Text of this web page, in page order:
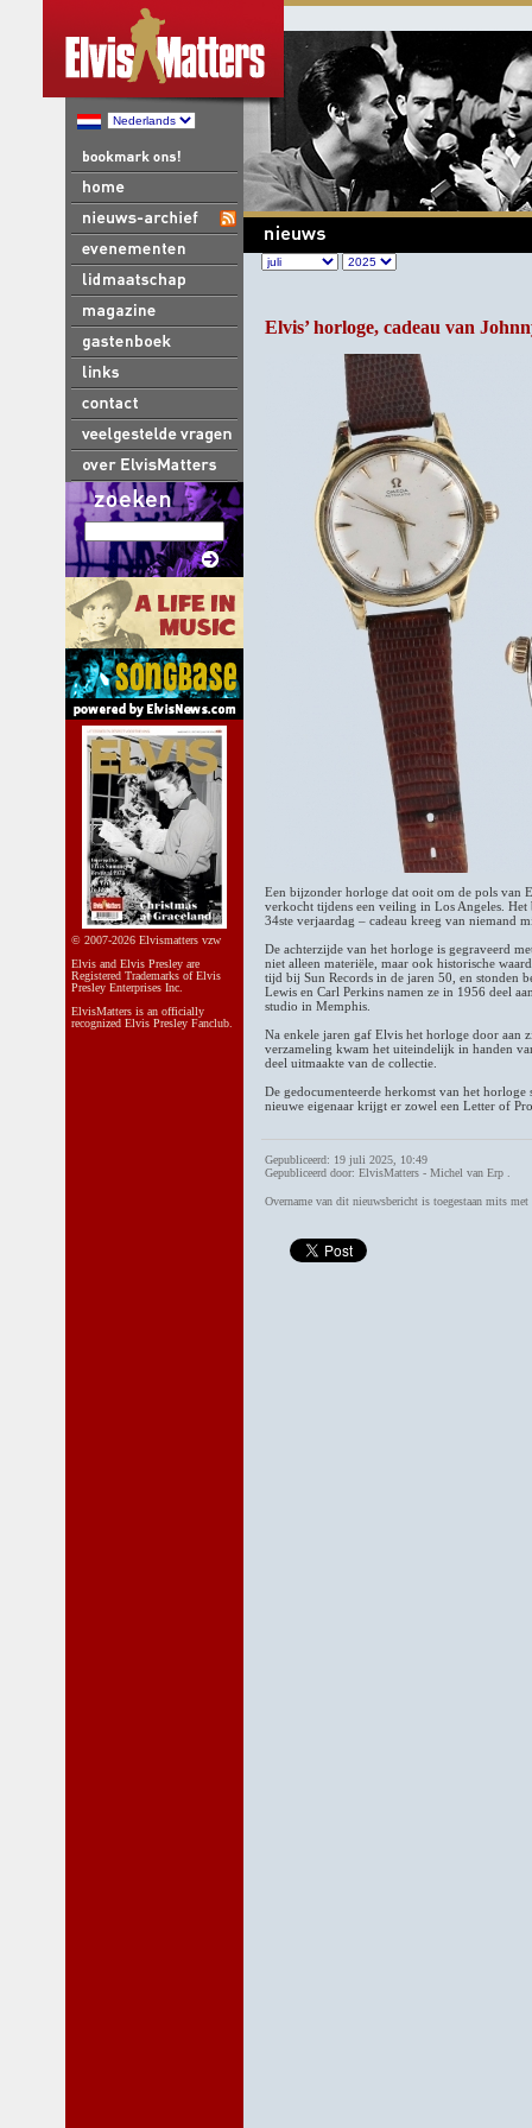
© 2007-2026 Elvismatters vzw
Elvis and Elvis Presley are
Registered Trademarks of Elvis
Presley Enterprises Inc.
ElvisMatters is an officially
recognized Elvis Presley Fanclub.
Elvis’ horloge, cadeau van
Een bijzonder horloge dat ooit om de pols van
verkocht tijdens een veiling in Los Angeles.
34ste verjaardag – cadeau kreeg van niemand
De achterzijde van het horloge is gegraveerd
niet alleen materiële, maar ook historische
tijd bij Sun Records in de jaren 50, en stonden
Lewis en Carl Perkins namen ze in 1956 deel
studio in Memphis.
Na enkele jaren gaf Elvis het horloge door aan
verzameling kwam het uiteindelijk in handen
deel uitmaakte van de collectie.
De gedocumenteerde herkomst van het
nieuwe eigenaar krijgt er zowel een Letter of
Gepubliceerd: 19 juli 2025, 10:49
Gepubliceerd door: ElvisMatters - Michel van Erp .
Overname van dit nieuwsbericht is toegestaan mits